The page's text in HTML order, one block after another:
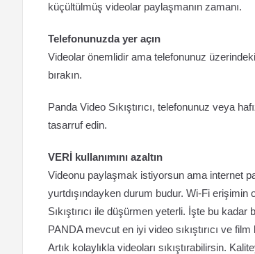
küçültülmüş videolar paylaşmanın zamanı.
Telefonunuzda yer açın
Videolar önemlidir ama telefonunuz
bırakın.
Panda Video Sıkıştırıcı, telefonunuz veya
tasarruf edin.
VERİ kullanımını azaltın
Videonu paylaşmak istiyorsun ama internet
yurtdışındayken durum budur. Wi-Fi
Sıkıştırıcı ile düşürmen yeterli. İşte bu kadar
PANDA mevcut en iyi video sıkıştırıcı ve
Artık kolaylıkla videoları sıkıştırabilirsin.